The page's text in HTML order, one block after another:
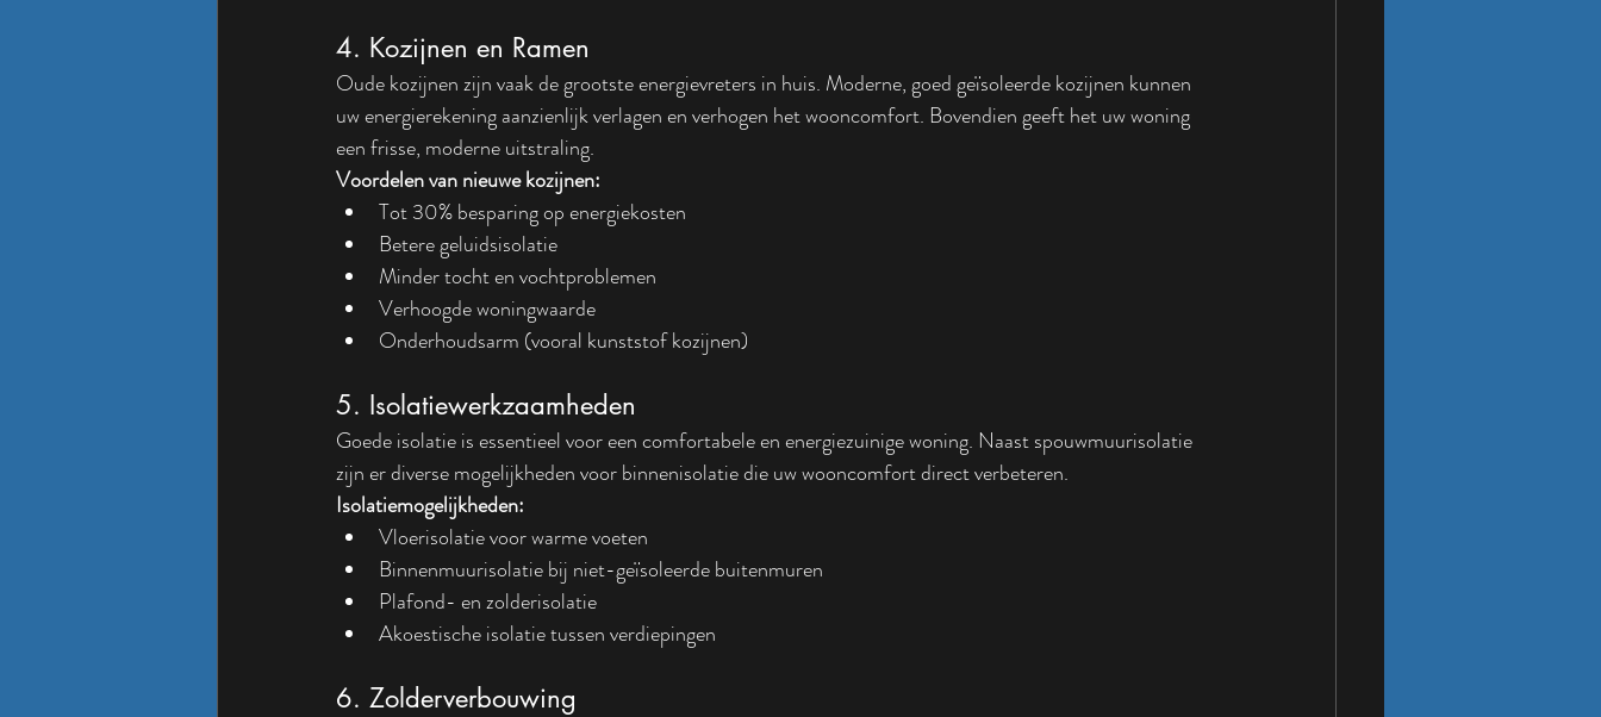
4. Kozijnen en Ramen
Oude kozijnen zijn vaak de grootste energievreters in huis. Moderne, goed geïsoleerde kozijnen kunnen
uw energierekening aanzienlijk verlagen en verhogen het wooncomfort. Bovendien geeft het uw woning
een frisse, moderne uitstraling.
Voordelen van nieuwe kozijnen:
Tot 30% besparing op energiekosten
Betere geluidsisolatie
Minder tocht en vochtproblemen
Verhoogde woningwaarde
Onderhoudsarm (vooral kunststof kozijnen)
5. Isolatiewerkzaamheden
Goede isolatie is essentieel voor een comfortabele en energiezuinige woning. Naast spouwmuurisolatie
zijn er diverse mogelijkheden voor binnenisolatie die uw wooncomfort direct verbeteren.
Isolatiemogelijkheden:
Vloerisolatie voor warme voeten
Binnenmuurisolatie bij niet-geïsoleerde buitenmuren
Plafond- en zolderisolatie
Akoestische isolatie tussen verdiepingen
6. Zolderverbouwing